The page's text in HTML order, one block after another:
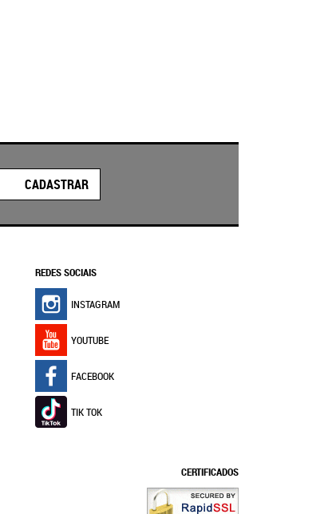
CADASTRAR
REDES SOCIAIS
INSTAGRAM
YOUTUBE
FACEBOOK
TIK TOK
CERTIFICADOS